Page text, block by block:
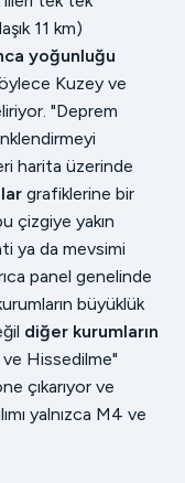
11 km)
yoğunluğu
Kuzey ve
"Deprem
harita üzerinde
grafiklerine bir
çizgiye yakın
ya da mevsimi
panel genelinde
büyüklük
diğer kurumların
ve Hissedilme"
çıkarıyor ve
yalnızca M4 ve